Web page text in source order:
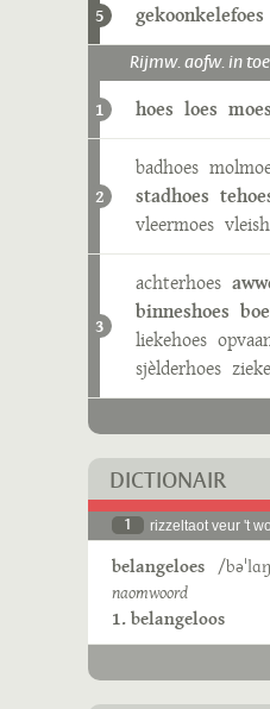
5 gekoonkelefoes
Rijmw. aofw. in
1 hoes loes moes
2
badhoes
stadhoes
vleermoes
3
achterhoes
binneshoes
liekehoes
sjèlderhoes
DICTIONAIR
1 rizzeltaot veur 't
belangeloes /
naomwoord
1. belangeloos